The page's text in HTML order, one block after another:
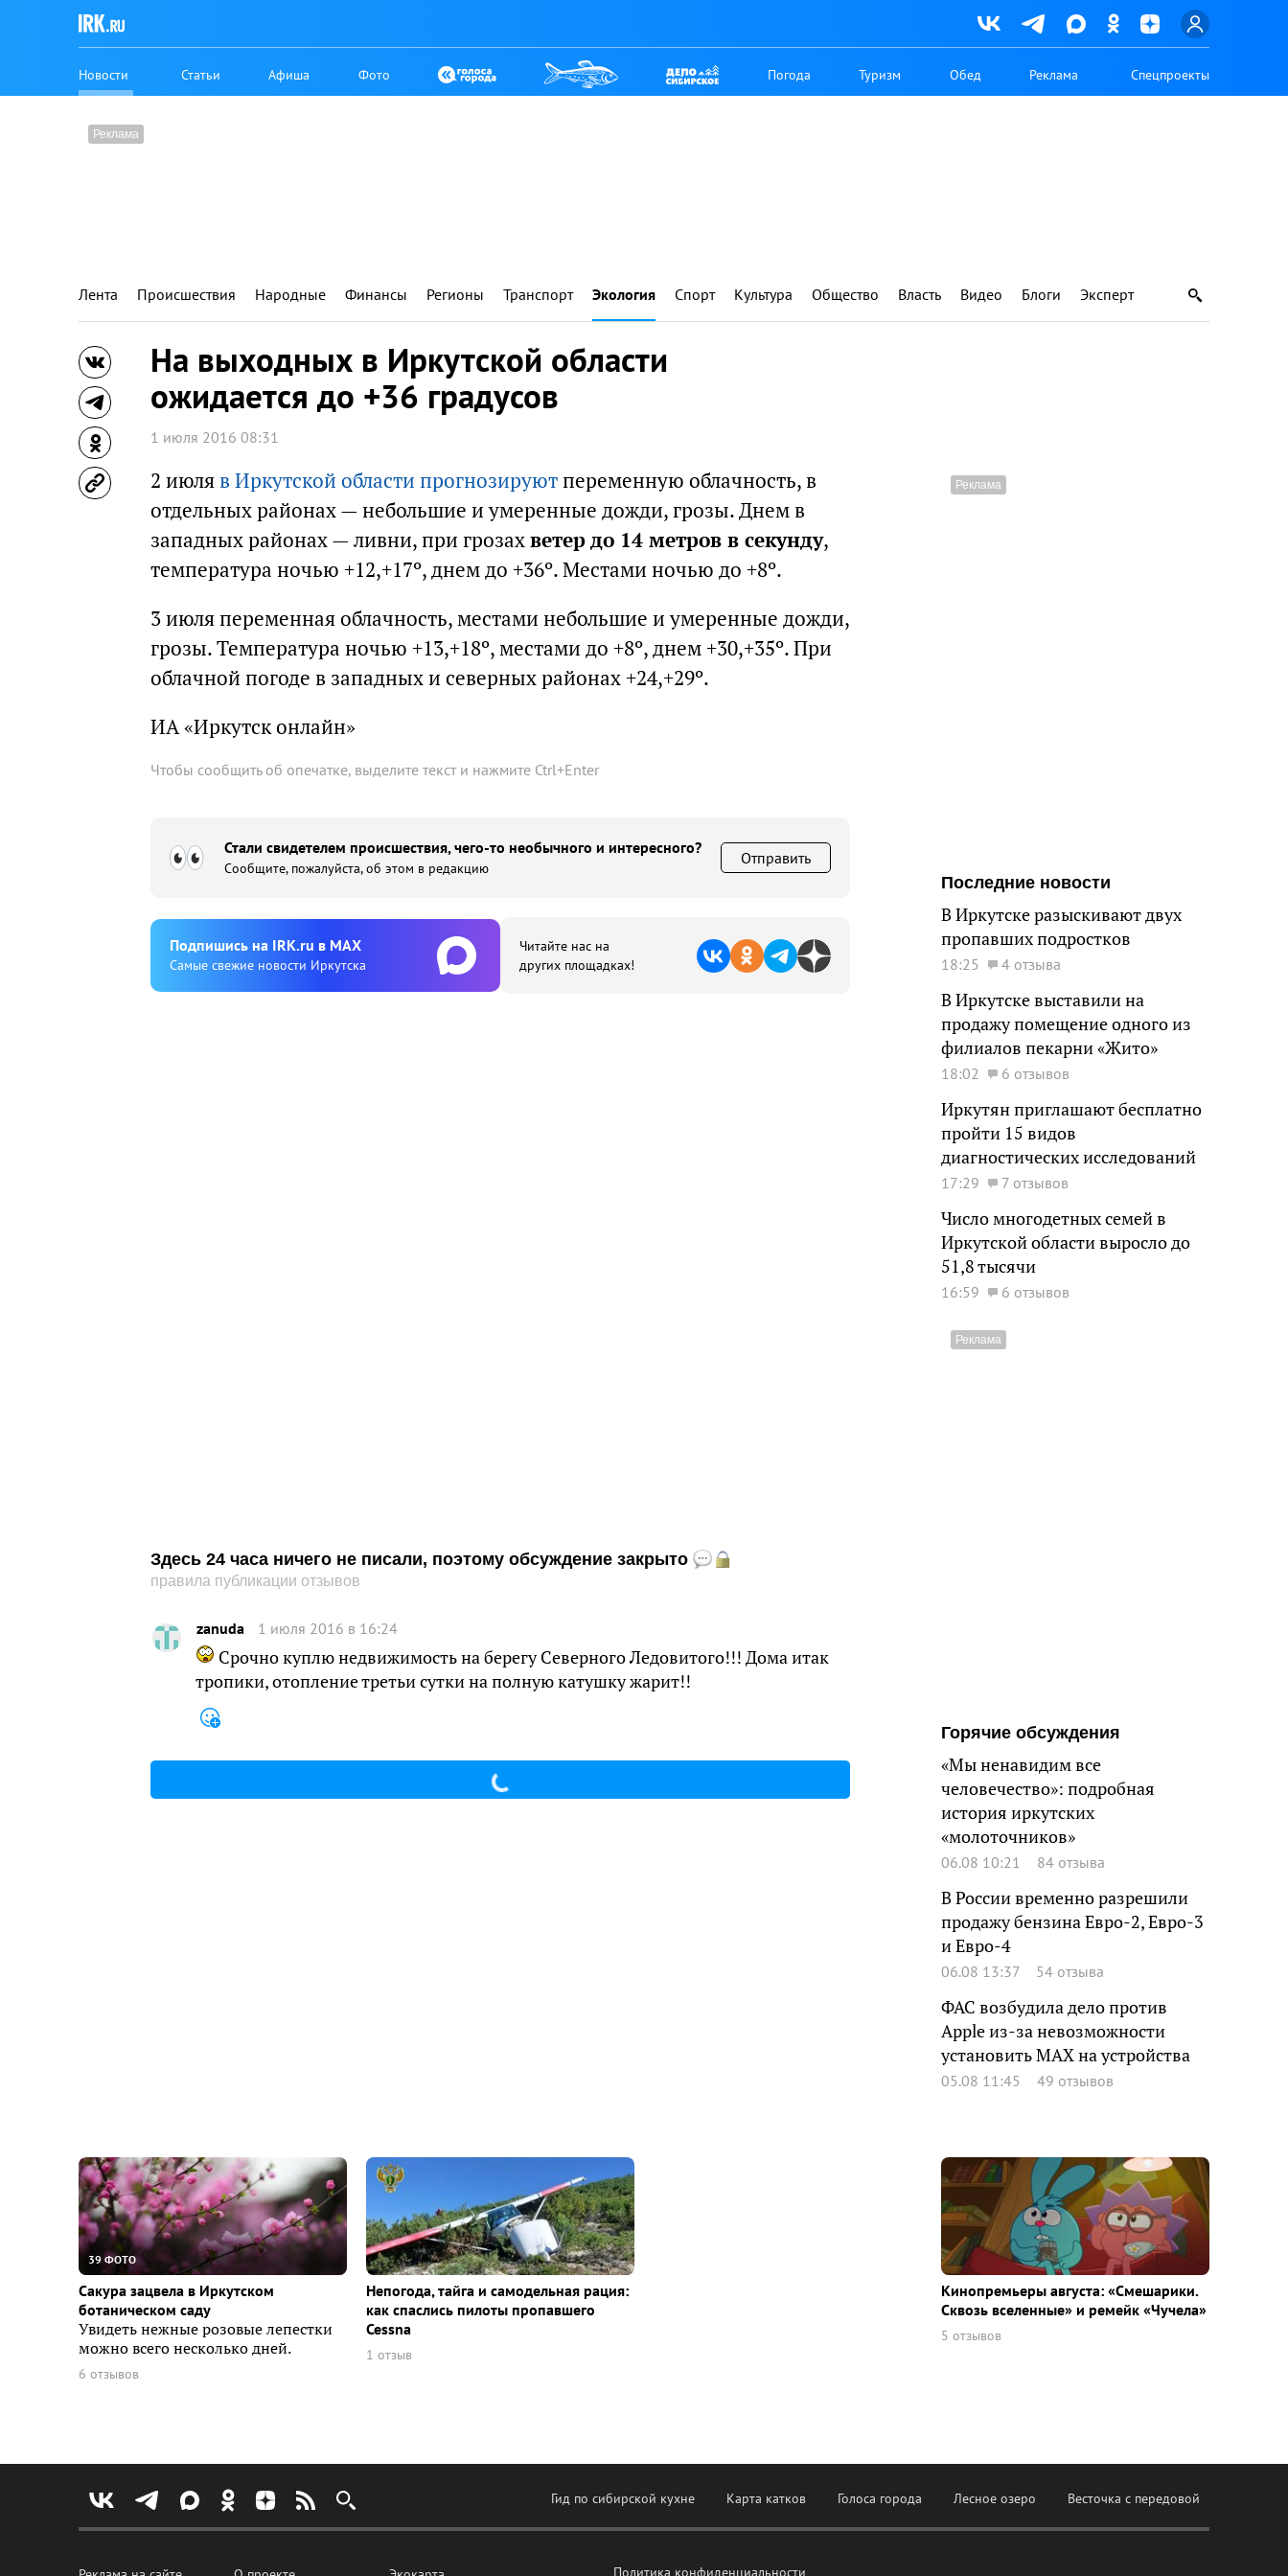
Новости Статьи Афиша Фото Погода Туризм Обед Реклама Спецпроекты
Лента Происшествия Народные Финансы Регионы Транспорт Экология Спорт Культура Общество Власть Видео Блоги Эксперт
На выходных в Иркутской области
ожидается до +36 градусов
1 июля 2016 08:31
2 июляв Иркутской области прогнозируютпеременную облачность, в
отдельных районах — небольшие и умеренные дожди, грозы. Днем в
западных районах — ливни, при грозахветер до 14 метров в секунду,
температура ночью +12,+17º, днем до +36º. Местами ночью до +8º.
3 июля переменная облачность, местами небольшие и умеренные дожди,
грозы. Температура ночью +13,+18º, местами до +8º, днем +30,+35º. При
облачной погоде в западных и северных районах +24,+29º.
ИА «Иркутск онлайн»
Чтобы сообщить об опечатке, выделите текст и нажмите Ctrl+Enter
Стали свидетелем происшествия, чего-то необычного и интересного?
Сообщите, пожалуйста, об этом в редакцию
Отправить
Подпишиcь на IRK.ru в MAX
Cамые свежие новости Иркутска
Читайте нас на
других площадках!
Здесь 24 часа ничего не писали, поэтому обсуждение закрыто
правила публикации отзывов
zanuda 1 июля 2016 в 16:24
Срочно куплю недвижимость на берегу Северного Ледовитого!!! Дома итак
тропики, отопление третьи сутки на полную катушку жарит!!
Последние новости
В Иркутске разыскивают двух
пропавших подростков
18:25 4 отзыва
В Иркутске выставили на
продажу помещение одного из
филиалов пекарни «Жито»
18:02 6 отзывов
Иркутян приглашают бесплатно
пройти 15 видов
диагностических исследований
17:29 7 отзывов
Число многодетных семей в
Иркутской области выросло до
51,8 тысячи
16:59 6 отзывов
Горячие обсуждения
«Мы ненавидим все
человечество»: подробная
история иркутских
«молоточников»
06.08 10:21 84 отзыва
В России временно разрешили
продажу бензина Евро-2, Евро-3
и Евро-4
06.08 13:37 54 отзыва
ФАС возбудила дело против
Apple из-за невозможности
установить MAX на устройства
05.08 11:45 49 отзывов
39 ФОТО
Сакура зацвела в Иркутском
ботаническом саду
Увидеть нежные розовые лепестки
можно всего несколько дней.
6 отзывов
Непогода, тайга и самодельная рация:
как спаслись пилоты пропавшего
Cessna
1 отзыв
Кинопремьеры августа: «Смешарики.
Сквозь вселенные» и ремейк «Чучела»
5 отзывов
Гид по сибирской кухне Карта катков Голоса города Лесное озеро Весточка с передовой
Политика конфиденциальности